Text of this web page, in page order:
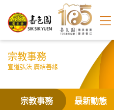
宗教事務
宣道弘法 廣結善緣
宗教事務 最新動態